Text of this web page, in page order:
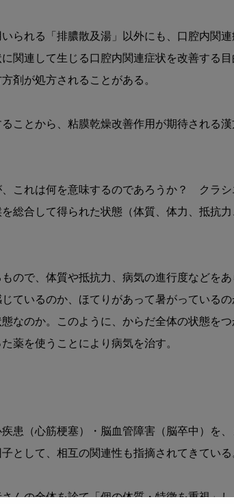
られる「排膿散及湯」以外にも、口腔内関
関連して生じる口腔内関連症状を改善する
剤が処方されることがある。
ことから、粘膜乾燥改善作用が期待される
これは何を意味するのであろうか？　クラ
総合して得られた状態（体質、体力、抵抗
ので、体質や抵抗力、病気の進行度などを
ているのか、ほてりがあって暑がっている
なのか。このように、からだ全体の状態を
薬を使うことにより病気を治す。
患（心筋梗塞）・脳血管障害（脳卒中）を
として、相互の関連性も指摘されてきている
んの全体を診て「個の体質・特徴を重視」